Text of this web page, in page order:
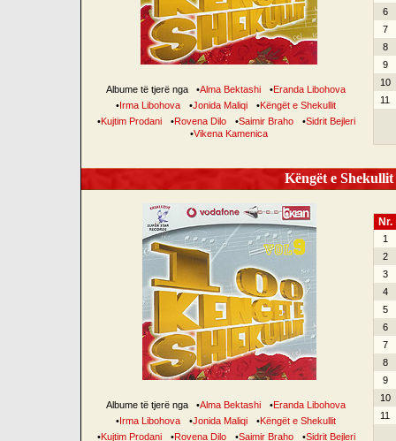
Albume të tjerë nga •Alma Bektashi •Eranda Libohova
•Irma Libohova •Jonida Maliqi •Këngët e Shekullit
•Kujtim Prodani •Rovena Dilo •Saimir Braho •Sidrit Bejleri
•Vikena Kamenica
6
7
8
9
10
11
Këngët e
Albume të tjerë nga •Alma Bektashi •Eranda Libohova
•Irma Libohova •Jonida Maliqi •Këngët e Shekullit
•Kujtim Prodani •Rovena Dilo •Saimir Braho •Sidrit Bejleri
Nr.
1
2
3
4
5
6
7
8
9
10
11